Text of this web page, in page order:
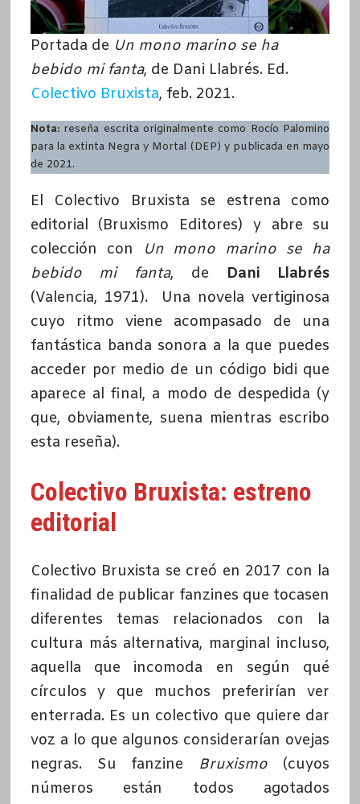
Portada de Un mono marino se ha
bebido mi fanta, de Dani Llabrés. Ed.
Colectivo Bruxista, feb. 2021.
Nota: reseña escrita originalmente como Rocío Palomino
para la extinta Negra y Mortal (DEP) y publicada en mayo
de 2021.
El Colectivo Bruxista se estrena como
editorial (Bruxismo Editores) y abre su
colección con
Un mono marino se ha
bebido mi fanta, de
Dani Llabrés
(Valencia, 1971). Una novela vertiginosa
cuyo ritmo viene acompasado de una
fantástica banda sonora a la que puedes
acceder por medio de un código bidi que
aparece al final, a modo de despedida (y
que, obviamente, suena mientras escribo
esta reseña).
Colectivo Bruxista: estreno
editorial
Colectivo Bruxista se creó en 2017 con la
finalidad de publicar fanzines que tocasen
diferentes temas relacionados con la
cultura más alternativa, marginal incluso,
aquella que incomoda en según qué
círculos y que muchos preferirían ver
enterrada. Es un colectivo que quiere dar
voz a lo que algunos considerarían ovejas
negras. Su fanzine Bruxismo (cuyos
números están todos agotados